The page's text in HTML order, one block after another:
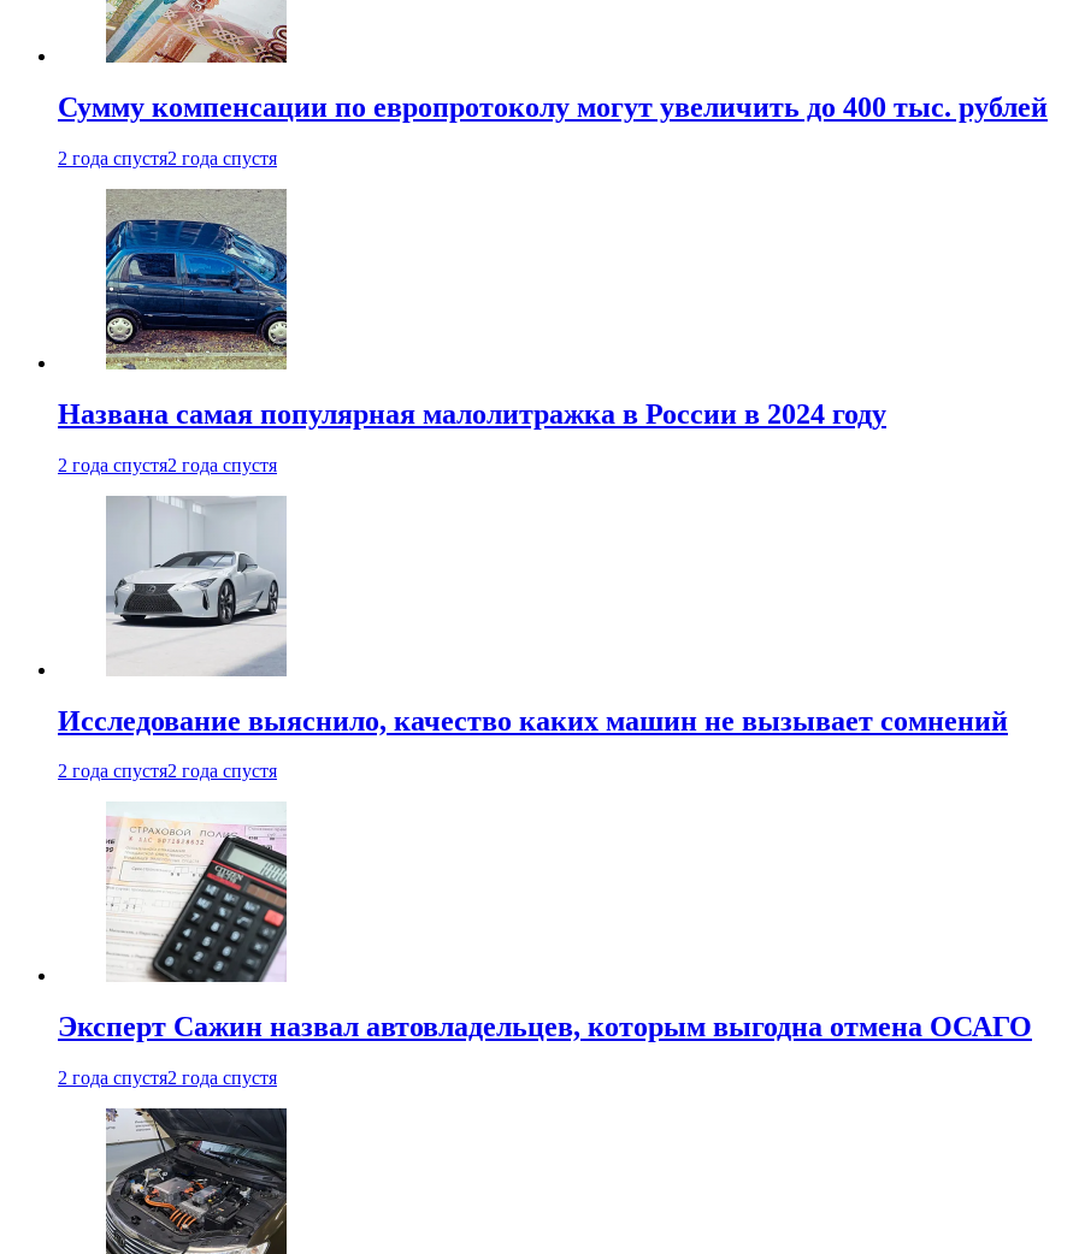
Сумму компенсации по европротоколу могут увеличить до 400 тыс. рублей
2 года спустя2 года спустя
Названа самая популярная малолитражка в России в 2024 году
2 года спустя2 года спустя
Исследование выяснило, качество каких машин не вызывает сомнений
2 года спустя2 года спустя
Эксперт Сажин назвал автовладельцев, которым выгодна отмена ОСАГО
2 года спустя2 года спустя